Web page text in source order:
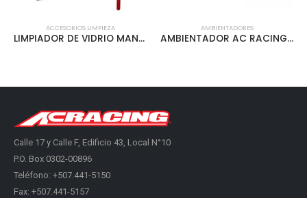
ACCESORIOS LIMPIEZA
LIMPIADOR DE VIDRIO MANGO ROJO 8 – ACLEN-103
AMBIENTADORES
AMBIENTADOR AC RACING VENT CLIP 12PCS/INNER OCEAN – ACVCLIP-002
Calle 17 y Calle F, Edificio 43, Local N°10
P.O. Box 0302-00896
Teléfono: +507.441-5150
Fax: +507.441-5157